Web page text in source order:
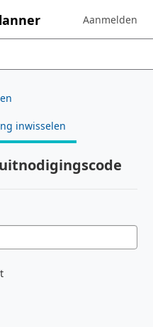
Sign in to your
Aanmelden
inwisselen